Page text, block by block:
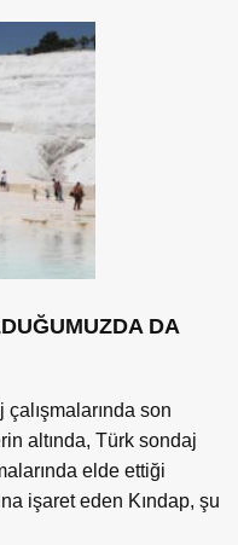
DA
son
altında, Türk sondaj
elde ettiği
işaret eden Kındap, şu